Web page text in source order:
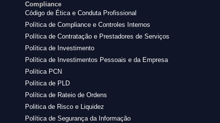
Compliance
Código de Ética e Conduta Profissional
Política de Compliance e Controles Internos
Política de Contratação e Prestadores de Serviços
Política de Investimento
Política de Investimentos Pessoais e da Empresa
Política PCN
Política de PLD
Política de Rateio de Ordens
Politica de Risco e Liquidez
Política de Segurança da Informação